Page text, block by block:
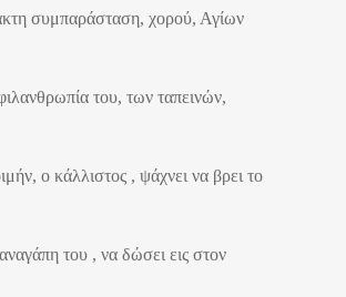
συμπαράσταση, χορού, Αγίων
του, των ταπεινών,
ο κάλλιστος , ψάχνει να βρει το
του , να δώσει εις στον